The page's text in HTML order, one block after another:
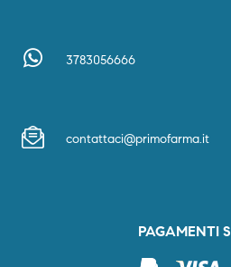
3783056666
contattaci@primofarma.it
PAGAMENTI